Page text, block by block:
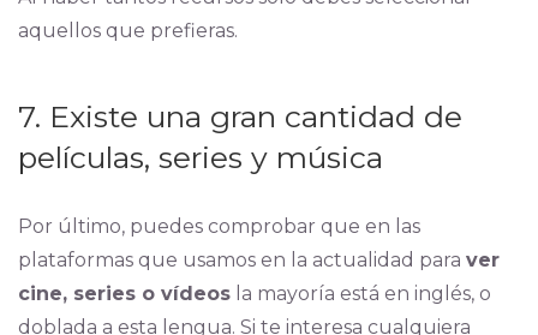
aquellos que prefieras.
7. Existe una gran cantidad de
películas, series y música
Por último, puedes comprobar que en las
plataformas que usamos en la actualidad para ver
cine, series o vídeosla mayoría está en inglés, o
doblada a esta lengua. Si te interesa cualquiera